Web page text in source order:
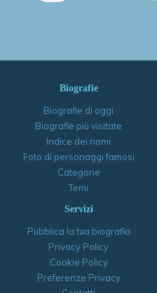
Biografie
Biografie di oggi
Biografie più visitate
Indice dei nomi
Foto di personaggi famosi
Categorie
Temi
Servizi
Pubblica la tua biografia
Privacy Policy
Cookie Policy
Preferenze Privacy